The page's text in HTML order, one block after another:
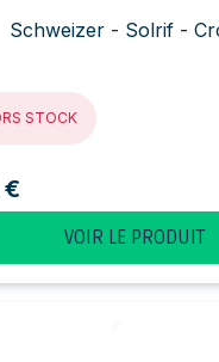
Schweizer - Solrif -
STOCK
VOIR LE PRODUIT